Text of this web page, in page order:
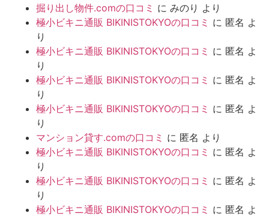
掘り出し物件.comの口コミ に みのり より
極小ビキニ通販 BIKINISTOKYOの口コミ に 匿名 よ
り
極小ビキニ通販 BIKINISTOKYOの口コミ に 匿名 よ
り
極小ビキニ通販 BIKINISTOKYOの口コミ に 匿名 よ
り
極小ビキニ通販 BIKINISTOKYOの口コミ に 匿名 よ
り
マンション貸す.comの口コミ に 匿名 より
極小ビキニ通販 BIKINISTOKYOの口コミ に 匿名 よ
り
極小ビキニ通販 BIKINISTOKYOの口コミ に 匿名 よ
り
極小ビキニ通販 BIKINISTOKYOの口コミ に 匿名 よ